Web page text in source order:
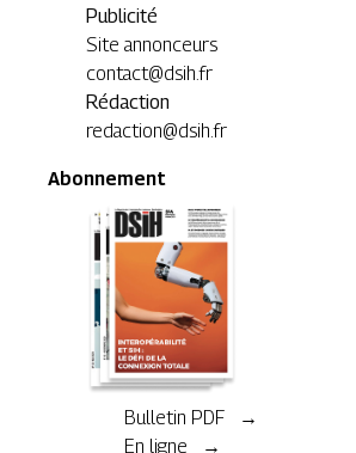
Publicité
Site annonceurs
contact@dsih.fr
Rédaction
redaction@dsih.fr
Abonnement
Bulletin PDF →
En ligne →